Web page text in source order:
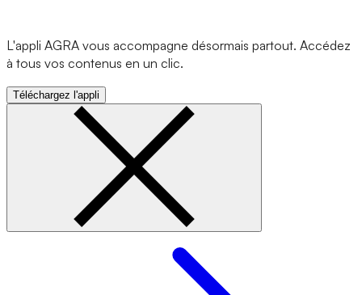
L'appli AGRA vous accompagne désormais partout. Accédez
à tous vos contenus en un clic.
Téléchargez l'appli